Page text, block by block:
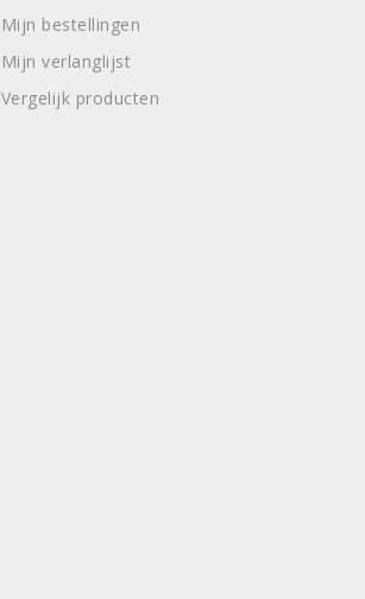
Mijn bestellingen
Mijn verlanglijst
Vergelijk producten